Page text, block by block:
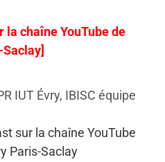
la chaîne YouTube de
Saclay]
IUT Évry, IBISC équipe
sur la chaîne YouTube
Paris-Saclay